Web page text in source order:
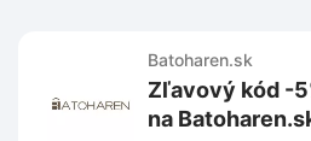
Batoharen.sk
Zľavový kód -
na